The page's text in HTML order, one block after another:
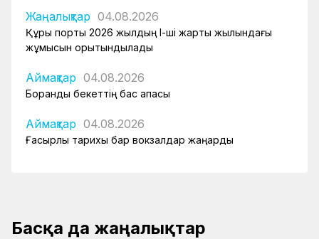
Жаңалықтар 04.08.2026
Құрық порты 2026 жылдың І-ші жарты жылындағы
жұмысын қорытындылады
Аймақтар 04.08.2026
Боранды бекеттің бас қақпасы
Аймақтар 04.08.2026
Ғасырлық тарихы бар вокзалдар жаңарды
Басқа да жаңалықтар